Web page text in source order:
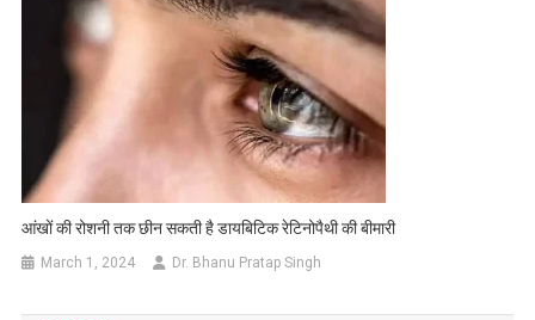
आंखों की रोशनी तक छीन सकती है डायबिटिक रेटिनोपैथी की बीमारी
March 1, 2024 Dr. Bhanu Pratap Singh